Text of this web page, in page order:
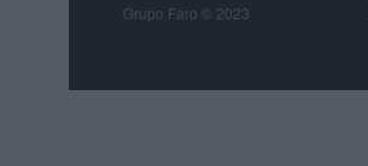
Grupo Faro © 2023